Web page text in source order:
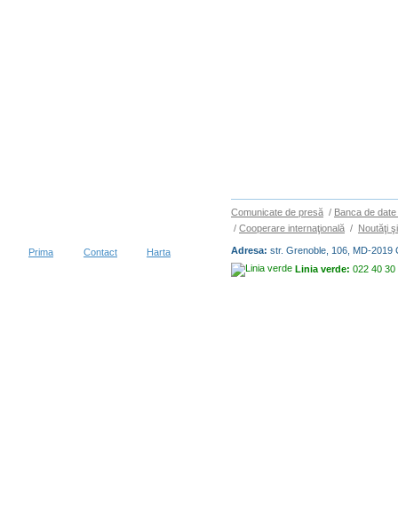
Prima Contact Harta
Comunicate de presă / Banca de
/ Cooperare internaţională / Noutăţi
Adresa: str. Grenoble, 106, MD-2019
Linia verde: 022 40 30